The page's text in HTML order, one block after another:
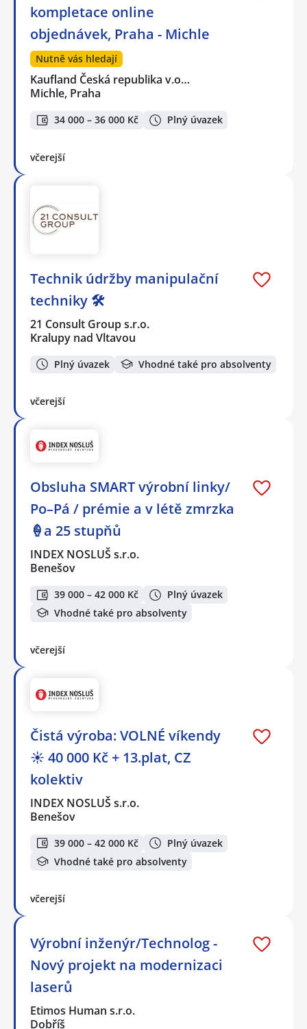
kompletace online
objednávek, Praha - Michle
Nutně vás hledají
Kaufland Česká republika v.o…
Michle, Praha
34 000 – 36 000 Kč Plný úvazek
včerejší
Technik údržby manipulační
techniky 🛠️
21 Consult Group s.r.o.
Kralupy nad Vltavou
Plný úvazek Vhodné také pro absolventy
včerejší
Obsluha SMART výrobní linky/
Po–Pá / prémie a v létě zmrzka
🍦a 25 stupňů
INDEX NOSLUŠ s.r.o.
Benešov
39 000 – 42 000 Kč
Plný úvazek
Vhodné také pro absolventy
včerejší
Čistá výroba: VOLNÉ víkendy
☀️ 40 000 Kč + 13.plat, CZ
kolektiv
INDEX NOSLUŠ s.r.o.
Benešov
39 000 – 42 000 Kč
Plný úvazek
Vhodné také pro absolventy
včerejší
Výrobní inženýr/Technolog -
Nový projekt na modernizaci
laserů
Etimos Human s.r.o.
Dobříš